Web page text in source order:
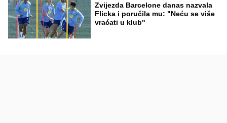
Zvijezda Barcelone danas nazvala
Flicka i poručila mu: "Neću se više
vraćati u klub"